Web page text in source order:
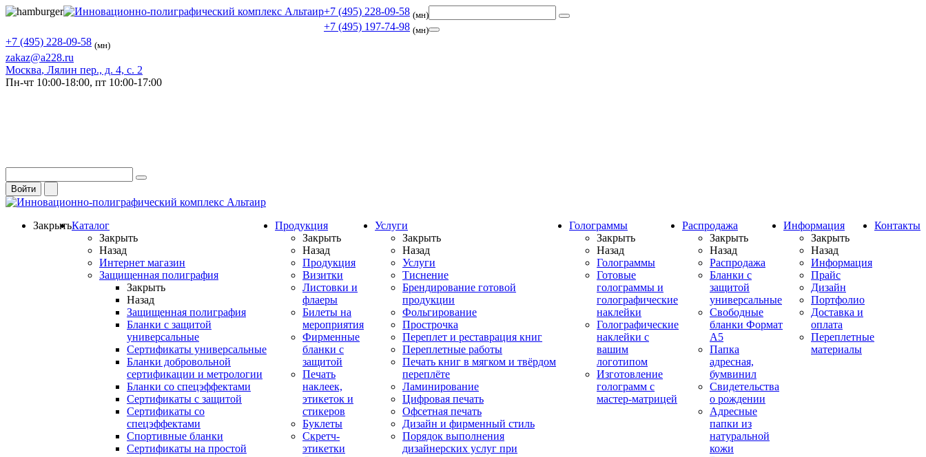
+7 (495) 228-09-58 (мн)
+7 (495) 197-74-98 (мн)
+7 (495) 228-09-58 (мн)
zakaz@a228.ru
Москва, Лялин пер., д. 4, с. 2
Пн-чт 10:00-18:00, пт 10:00-17:00
Войти
ЗакрытьКаталог
Закрыть
Назад
Интернет магазин
Защищенная полиграфия
Закрыть
Назад
Защищенная полиграфия
Бланки с защитой
универсальные
Сертификаты универсальные
Бланки добровольной
сертификации и метрологии
Бланки со спецэффектами
Сертификаты с защитой
Сертификаты со
спецэффектами
Спортивные бланки
Cертификаты на простой
Продукция
Закрыть
Назад
Продукция
Визитки
Листовки и
флаеры
Билеты на
мероприятия
Фирменные
бланки с
защитой
Печать
наклеек,
этикеток и
стикеров
Буклеты
Скретч-
этикетки
Услуги
Закрыть
Назад
Услуги
Тиснение
Брендирование готовой
продукции
Фольгирование
Прострочка
Переплет и реставрация книг
Переплетные работы
Печать книг в мягком и твёрдом
переплёте
Ламинирование
Цифровая печать
Офсетная печать
Дизайн и фирменный стиль
Порядок выполнения
дизайнерских услуг при
Голограммы
Закрыть
Назад
Голограммы
Готовые
голограммы и
голографические
наклейки
Голографические
наклейки с
вашим
логотипом
Изготовление
голограмм с
мастер-матрицей
Распродажа
Закрыть
Назад
Распродажа
Бланки с
защитой
универсальные
Свободные
бланки Формат
А5
Папка
адресная,
бумвинил
Свидетельства
о рождении
Адресные
папки из
натуральной
кожи
Информация
Закрыть
Назад
Информация
Прайс
Дизайн
Портфолио
Доставка и
оплата
Переплетные
материалы
Контакты